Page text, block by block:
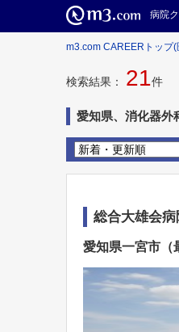
病院
m3.com CAREERトップ
検索結果： 21件
愛知県、消化器外
総合大雄会病
愛知県一宮市（